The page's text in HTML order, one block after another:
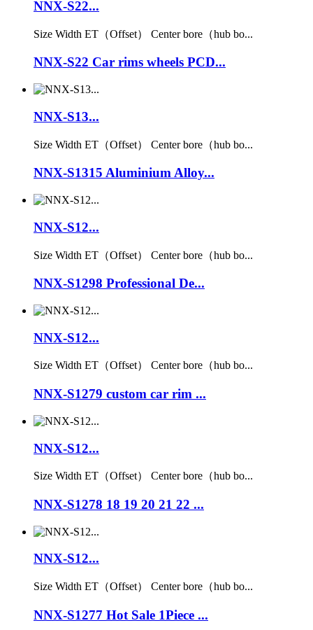
NNX-S22...
Size Width ET（Offset） Center bore（hub bo...
NNX-S22 Car rims wheels PCD...
NNX-S13...
Size Width ET（Offset） Center bore（hub bo...
NNX-S1315 Aluminium Alloy...
NNX-S12...
Size Width ET（Offset） Center bore（hub bo...
NNX-S1298 Professional De...
NNX-S12...
Size Width ET（Offset） Center bore（hub bo...
NNX-S1279 custom car rim ...
NNX-S12...
Size Width ET（Offset） Center bore（hub bo...
NNX-S1278 18 19 20 21 22 ...
NNX-S12...
Size Width ET（Offset） Center bore（hub bo...
NNX-S1277 Hot Sale 1Piece ...